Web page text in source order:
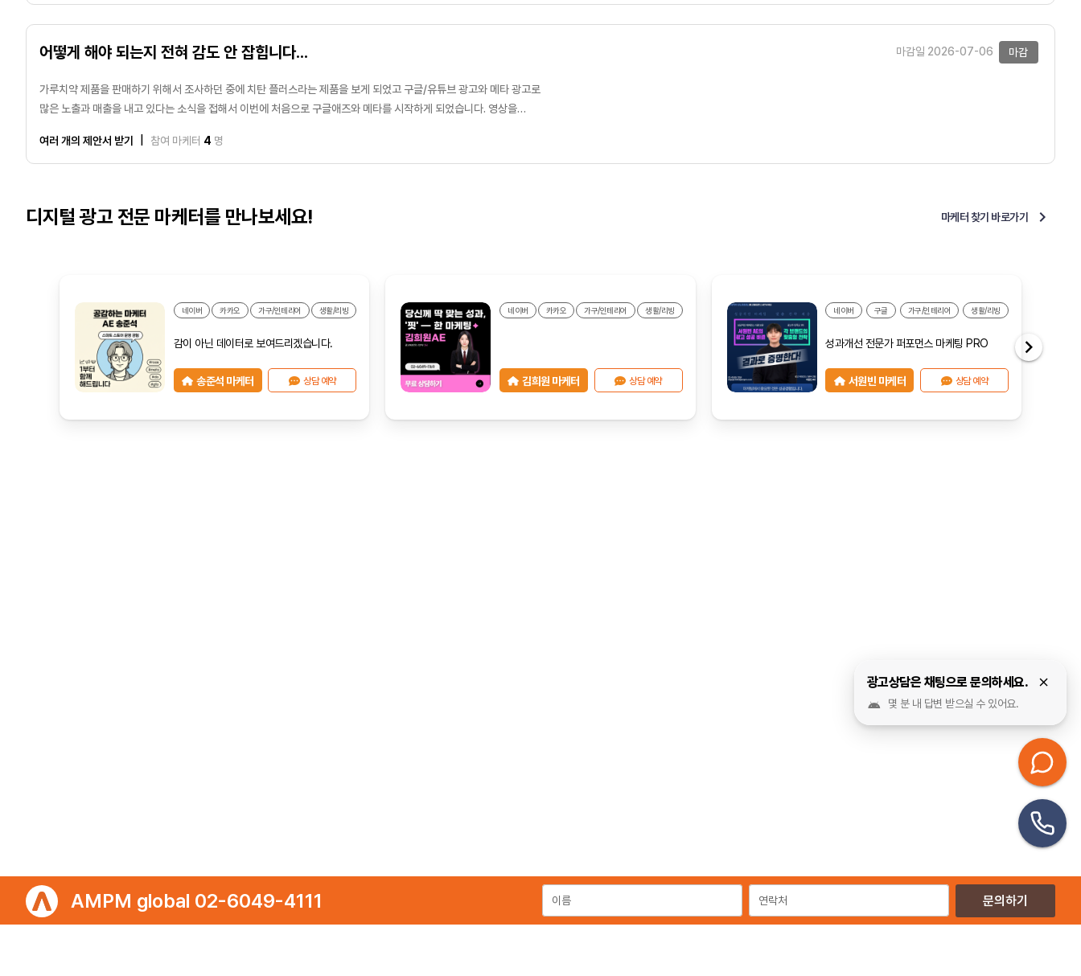
어떻게 해야 되는지 전혀 감도 안 잡힙니다... 마감일 2026-07-06 마감
가루치약 제품을 판매하기 위해서 조사하던 중에 치탄 플러스라는 제품을 보게 되었고 구글/유튜브 광고와 메타 광고로
많은 노출과 매출을 내고 있다는 소식을 접해서 이번에 처음으로 구글애즈와 메타를 시작하게 되었습니다. 영상을
전환을 목표로 잡고 있습니다. 저희 제품은 덴타르트라는 제품이며 정제수 한 방울도 들어가지 않은 유효성분 100%
가루 치약이며 잇몸 회복에도 좋은 알란토인 성분 함유. 미네랄 성분 66가지가 함유된 벤토나이트 함유. 치실이나 치간
구강 관리 제품 입니다.
여러 개의 제안서 받기 참여 마케터 4 명
디지털 광고 전문 마케터를 만나보세요! 마케터 찾기 바로가기
네이버 카카오 가구/인테리어 생활/리빙
감이 아닌 데이터로 보여드리겠습니다.
송준석 마케터 상담 예약
네이버 카카오 가구/인테리어 생활/리빙
김희원 마케터 상담 예약
네이버 구글 가구/인테리어 생활/리빙
성과개선 전문가 퍼포먼스 마케팅 PRO
서원빈 마케터 상담 예약
광고상담은 채팅으로 문의하세요.
몇 분 내 답변 받으실 수 있어요.